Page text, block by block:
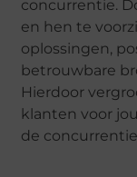
concurrentie.
en hen te
oplossingen,
betrouwbare
Hierdoor
klanten voor
de